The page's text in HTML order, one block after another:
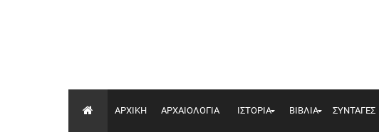
ΑΡΧΙΚΗ ΑΡΧΑΙΟΛΟΓΙΑ ΙΣΤΟΡΙΑ ΒΙΒΛΙΑ ΣΥΝΤΑΓΕΣ